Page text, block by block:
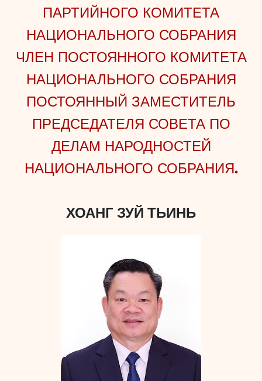
ПАРТИЙНОГО КОМИТЕТА
НАЦИОНАЛЬНОГО СОБРАНИЯ
ЧЛЕН ПОСТОЯННОГО КОМИТЕТА
НАЦИОНАЛЬНОГО СОБРАНИЯ
ПОСТОЯННЫЙ ЗАМЕСТИТЕЛЬ
ПРЕДСЕДАТЕЛЯ СОВЕТА ПО
ДЕЛАМ НАРОДНОСТЕЙ
НАЦИОНАЛЬНОГО СОБРАНИЯ.
ХОАНГ ЗУЙ ТЬИНЬ